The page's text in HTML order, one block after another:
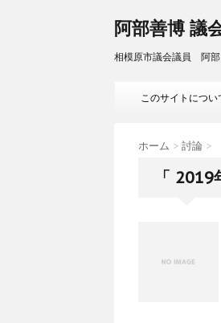
阿部善博 議
相模原市議会議員 阿
このサイトについ
ホーム > 討論 >
「